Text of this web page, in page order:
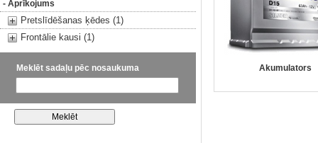
- Aprīkojums
Pretslīdēšanas ķēdes (1)
Frontālie kausi (1)
Meklēt sadaļu pēc nosaukuma Akumulators